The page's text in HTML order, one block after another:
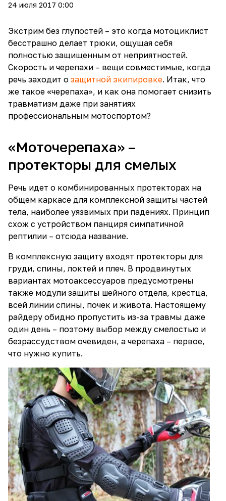
24 июля 2017 0:00
Экстрим без глупостей – это когда мотоциклист
бесстрашно делает трюки, ощущая себя
полностью защищенным от неприятностей.
Скорость и черепахи – вещи совместимые, когда
речь заходит о защитной экипировке. Итак, что
же такое «черепаха», и как она помогает снизить
травматизм даже при занятиях
профессиональным мотоспортом?
«Моточерепаха» –
протекторы для смелых
Речь идет о комбинированных протекторах на
общем каркасе для комплексной защиты частей
тела, наиболее уязвимых при падениях. Принцип
схож с устройством панциря симпатичной
рептилии – отсюда название.
В комплексную защиту входят протекторы для
груди, спины, локтей и плеч. В продвинутых
вариантах мотоаксессуаров предусмотрены
также модули защиты шейного отдела, крестца,
всей линии спины, почек и живота. Настоящему
райдеру обидно пропустить из-за травмы даже
один день – поэтому выбор между смелостью и
безрассудством очевиден, а черепаха – первое,
что нужно купить.